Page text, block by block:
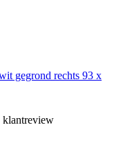
gegrond rechts 93 x
klantreview